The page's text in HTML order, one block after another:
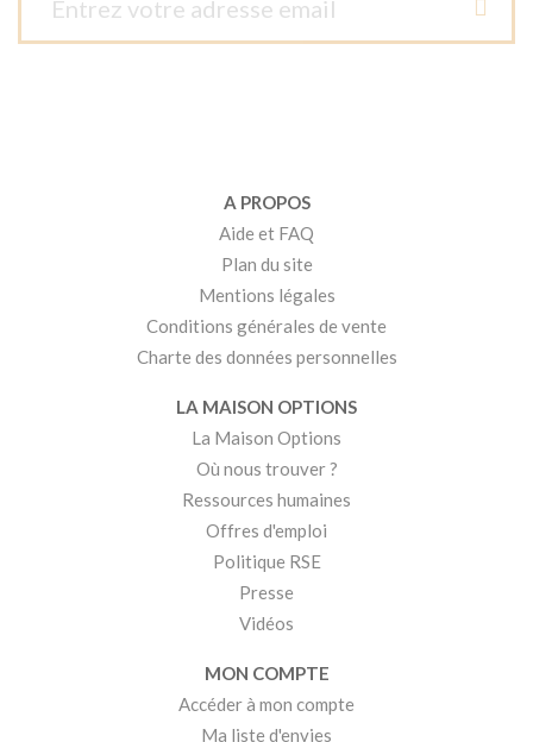
A PROPOS
Aide et FAQ
Plan du site
Mentions légales
Conditions générales de vente
Charte des données personnelles
LA MAISON OPTIONS
La Maison Options
Où nous trouver ?
Ressources humaines
Offres d'emploi
Politique RSE
Presse
Vidéos
MON COMPTE
Accéder à mon compte
Ma liste d'envies